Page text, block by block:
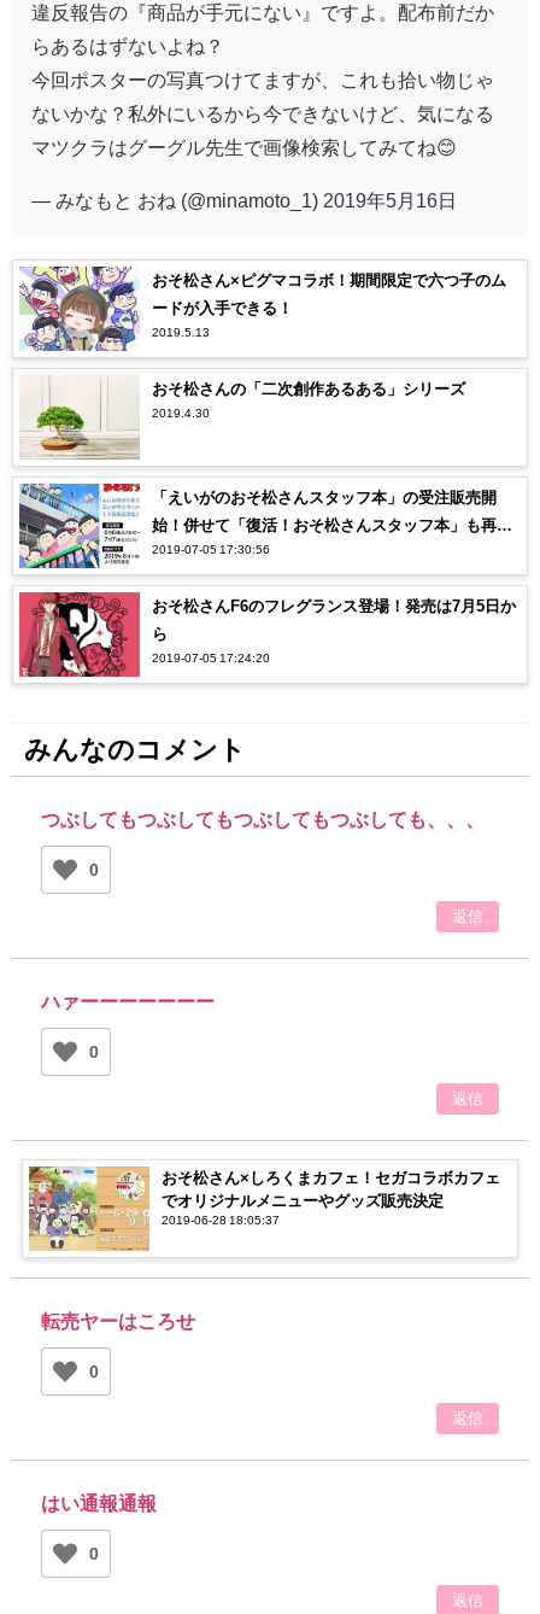
違反報告の『商品が手元にない』ですよ。配布前だか
らあるはずないよね？
今回ポスターの写真つけてますが、これも拾い物じゃ
ないかな？私外にいるから今できないけど、気になる
マツクラはグーグル先生で画像検索してみてね😊
— みなもと おね (@minamoto_1) 2019年5月16日
おそ松さん×ピグマコラボ！期間限定で六つ子のム
ードが入手できる！
2019.5.13
おそ松さんの「二次創作あるある」シリーズ
2019.4.30
「えいがのおそ松さんスタッフ本」の受注販売開
始！併せて「復活！おそ松さんスタッフ本」も再
販！
2019-07-05 17:30:56
おそ松さんF6のフレグランス登場！発売は7月5日か
ら
2019-07-05 17:24:20
みんなのコメント
つぶしてもつぶしてもつぶしてもつぶしても、、、
0
返信
ハァーーーーーーー
0
返信
おそ松さん×しろくまカフェ！セガコラボカフェ
でオリジナルメニューやグッズ販売決定
2019-06-28 18:05:37
転売ヤーはころせ
0
返信
はい通報通報
0
返信